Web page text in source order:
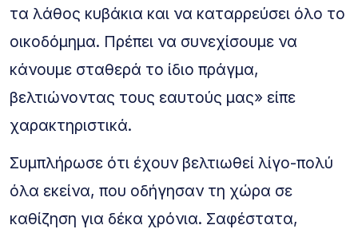
τα λάθος κυβάκια και να καταρρεύσει όλο το
οικοδόμημα. Πρέπει να συνεχίσουμε να
κάνουμε σταθερά το ίδιο πράγμα,
βελτιώνοντας τους εαυτούς μας» είπε
χαρακτηριστικά.
Συμπλήρωσε ότι έχουν βελτιωθεί λίγο-πολύ
όλα εκείνα, που οδήγησαν τη χώρα σε
καθίζηση για δέκα χρόνια. Σαφέστατα,